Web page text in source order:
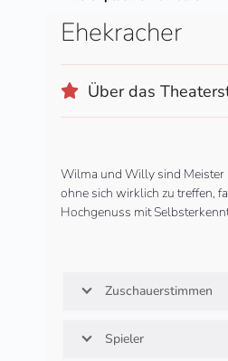
Ehekracher
Über das
Wilma und Willy sind Meister
ohne sich wirklich zu treffen,
Hochgenuss mit
Zuschauerstimmen
Spieler